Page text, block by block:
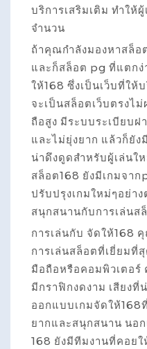
บริการเสริมเติม ทำให้
จำนวน
ถ้าคุณกำลังมองหาสล็อ
และก็สล็อต pg ที่แตกง่
ให้168 ซึ่งเป็นเว็บที่ให้
จะเป็นสล็อตเว็บตรงไ
ถือสูง มีระบบระเบียบ
และไม่ยุ่งยาก แล้วก็ยั
น่าดึงดูดสำหรับผู้เล่นให
สล็อต168 ยังมีเกมจา
ปรับปรุงเกมใหม่ๆอย่าง
สนุกสนานกับการเล่นส
การเล่นกับ จัดให้168
การเล่นสล็อตที่เยี่ยมที่
มือถือหรือคอมพิวเตอร์
มีกราฟิกงดงาม เสียง
ออกแบบเกมจัดให้168
ยากและสนุกสนาน นอ
168 ยังมีทีมงานที่คอย